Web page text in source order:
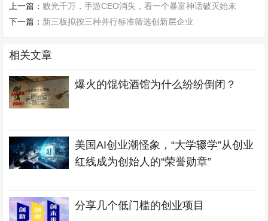
上一篇： 败光千万，手游CEO消失，看一个暴富神话破灭始末
下一篇： 新三板拟按三种并行标准筛选创新层企业
相关文章
爆火的馄饨酒馆为什么纷纷倒闭？
美国AI创业潮怪象，“大学辍学”从创业
红线成为创始人的“荣誉勋章”
分享几个低门槛的创业项目